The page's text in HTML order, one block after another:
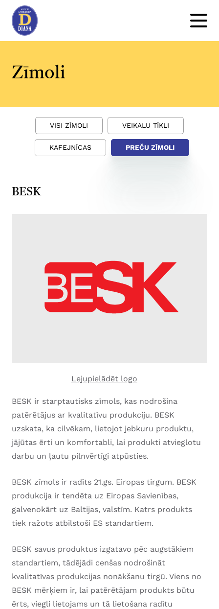
Zīmoli
VISI ZĪMOLI VEIKALU TĪKLI
KAFEJNĪCAS PREČU ZĪMOLI
BESK
Lejupielādēt logo
BESK ir starptautisks zīmols, kas nodrošina
patērētājus ar kvalitatīvu produkciju. BESK
uzskata, ka cilvēkam, lietojot jebkuru produktu,
jājūtas ērti un komfortabli, lai produkti atvieglotu
darbu un ļautu pilnvērtīgi atpūsties.
BESK zīmols ir radīts 21.gs. Eiropas tirgum. BESK
produkcija ir tendēta uz Eiropas Savienības,
galvenokārt uz Baltijas, valstīm. Katrs produkts
tiek ražots atbilstoši ES standartiem.
BESK savus produktus izgatavo pēc augstākiem
standartiem, tādējādi cenšas nodrošināt
kvalitatīvas produkcijas nonākšanu tirgū. Viens no
BESK mērķiem ir, lai patērētājam produkts būtu
ērts, viegli lietojams un tā lietošana radītu